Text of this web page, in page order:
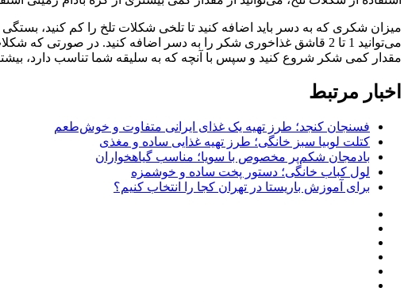
می‌توانید 1 تا 2 قاشق غذاخوری شکر را به دسر اضافه کنید. در
مقدار کمی شکر شروع کنید و سپس با آنچه که به سلیقه شما تناسب دارد، بیشتر
اخبار مرتبط
فسنجان کنجد؛ طرز تهیه یک غذای ایرانی متفاوت و خوش‌طعم
کتلت لوبیا سبز خانگی؛ طرز تهیه غذایی ساده و مغذی
بادمجان شکم‌پر مخصوص با سویا؛ مناسب گیاهخواران
لول کباب خانگی؛ دستور پخت ساده و خوشمزه
برای آموزش باریستا در تهران کجا را انتخاب کنیم؟